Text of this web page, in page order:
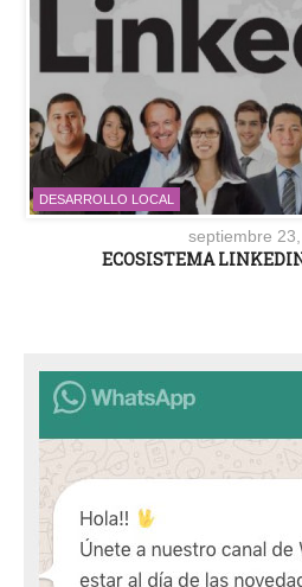
DESARROLLO LOCAL
septiembre
ECOSISTEMA